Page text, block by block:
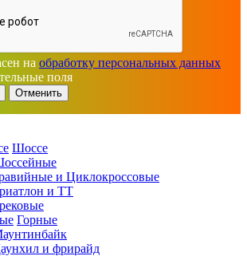
на обработку персональных данных
поля
Отменить
Шоссе
и Циклокроссовые
и ТТ
Горные
и фрирайд